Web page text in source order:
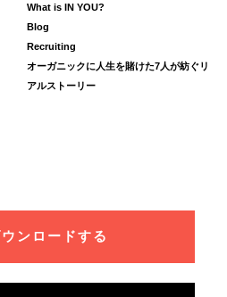
What is IN YOU?
Blog
Recruiting
オーガニックに人生を賭けた7人が紡ぐリ
アルストーリー
ンロードする